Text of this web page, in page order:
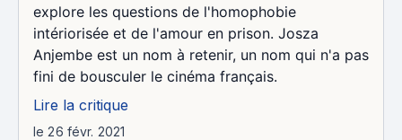
explore les questions de l'homophobie
intériorisée et de l'amour en prison. Josza
Anjembe est un nom à retenir, un nom qui n'a pas
fini de bousculer le cinéma français.
Lire la critique
le 26 févr. 2021